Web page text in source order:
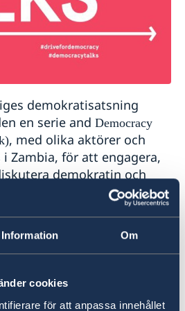
Information Om
cookies
för att anpassa innehållet
och 25 maj 2020
om Sida-finansierat
effekter
påskhelgen
Ethiopian Airlines
demokratisatsning
en serie and Democracy
, med olika aktörer och
Zambia, för att engagera,
demokratin och
och lokalt.
en utvald grupp
med två av Sveriges
Syftet var att skapa en
och interaktion på